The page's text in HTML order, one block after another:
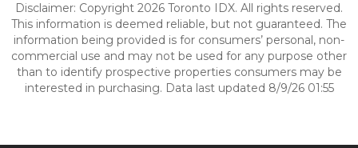
Disclaimer: Copyright 2026 Toronto IDX. All rights reserved.
This information is deemed reliable, but not guaranteed. The
information being provided is for consumers’ personal, non-
commercial use and may not be used for any purpose other
than to identify prospective properties consumers may be
interested in purchasing. Data last updated 8/9/26 01:55